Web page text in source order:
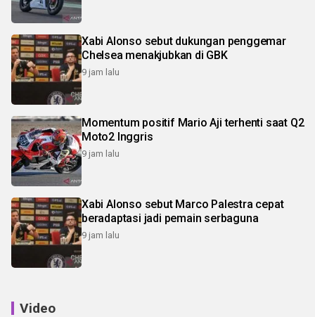
Xabi Alonso sebut dukungan penggemar
Chelsea menakjubkan di GBK
9 jam lalu
Momentum positif Mario Aji terhenti saat Q2
Moto2 Inggris
9 jam lalu
Xabi Alonso sebut Marco Palestra cepat
beradaptasi jadi pemain serbaguna
9 jam lalu
Video